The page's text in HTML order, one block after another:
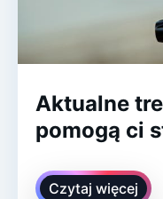
Aktualne
pomogą ci
Czytaj więcej